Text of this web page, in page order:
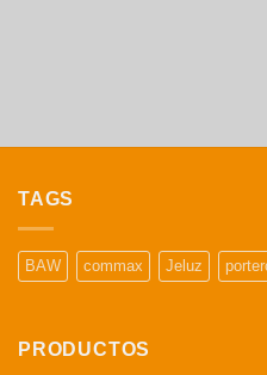
TAGS
BAW commax Jeluz
PRODUCTOS